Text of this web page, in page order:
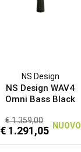
NS Design
NS Design WAV4
Omni Bass Black
€ 1.359,00
€ 1.291,05 NUOVO